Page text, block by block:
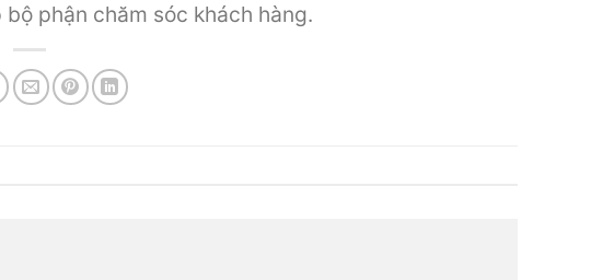
bộ phận chăm sóc khách hàng.